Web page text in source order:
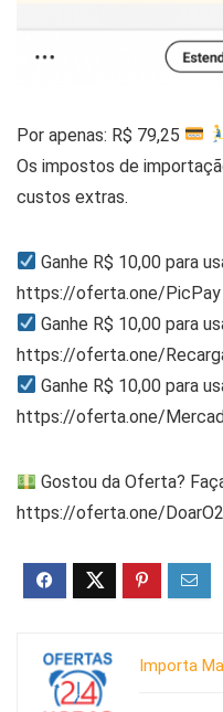
Por apenas: R$ 79,25
Os impostos de
custos extras.
Ganhe R$ 10,00 para
https://oferta.one/PicPay
Ganhe R$ 10,00 para
https://oferta.one/
Ganhe R$ 10,00 para
https://oferta.one/
Gostou da Oferta?
https://oferta.one/
Importa